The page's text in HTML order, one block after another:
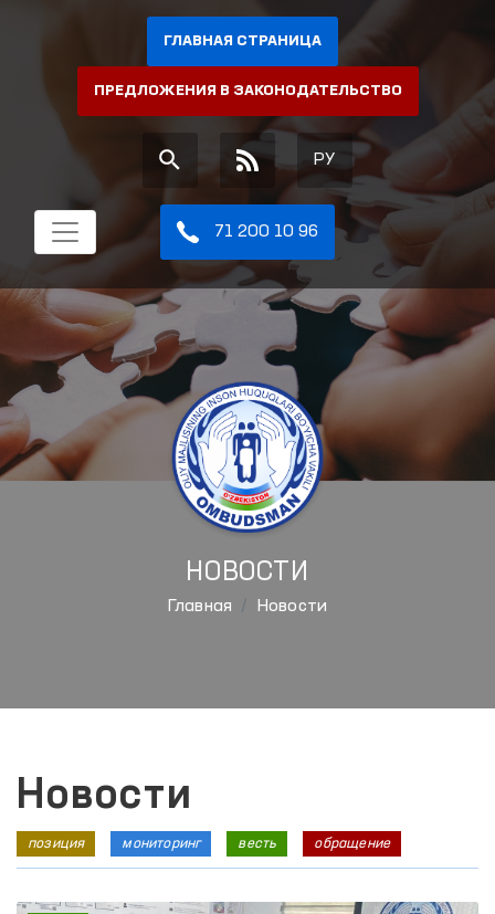
ГЛАВНАЯ СТРАНИЦА
ПРЕДЛОЖЕНИЯ В ЗАКОНОДАТЕЛЬСТВО
РУ
71 200 10 96
НОВОСТИ
Главная Новости
Новости
позиция мониторинг весть обращение